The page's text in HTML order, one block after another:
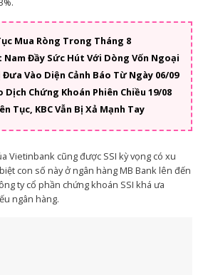
Mua Ròng Trong Tháng 8
Nam Đầy Sức Hút Với Dòng Vốn Ngoại
Đưa Vào Diện Cảnh Báo Từ Ngày 06/09
Chứng Khoán Phiên Chiều 19/08
Tục, KBC Vẫn Bị Xả Mạnh Tay
Vietinbank cũng được SSI kỳ vọng có xu
con số này ở ngân hàng MB Bank lên đến
ty cổ phần chứng khoán SSI khá ưa
ngân hàng.